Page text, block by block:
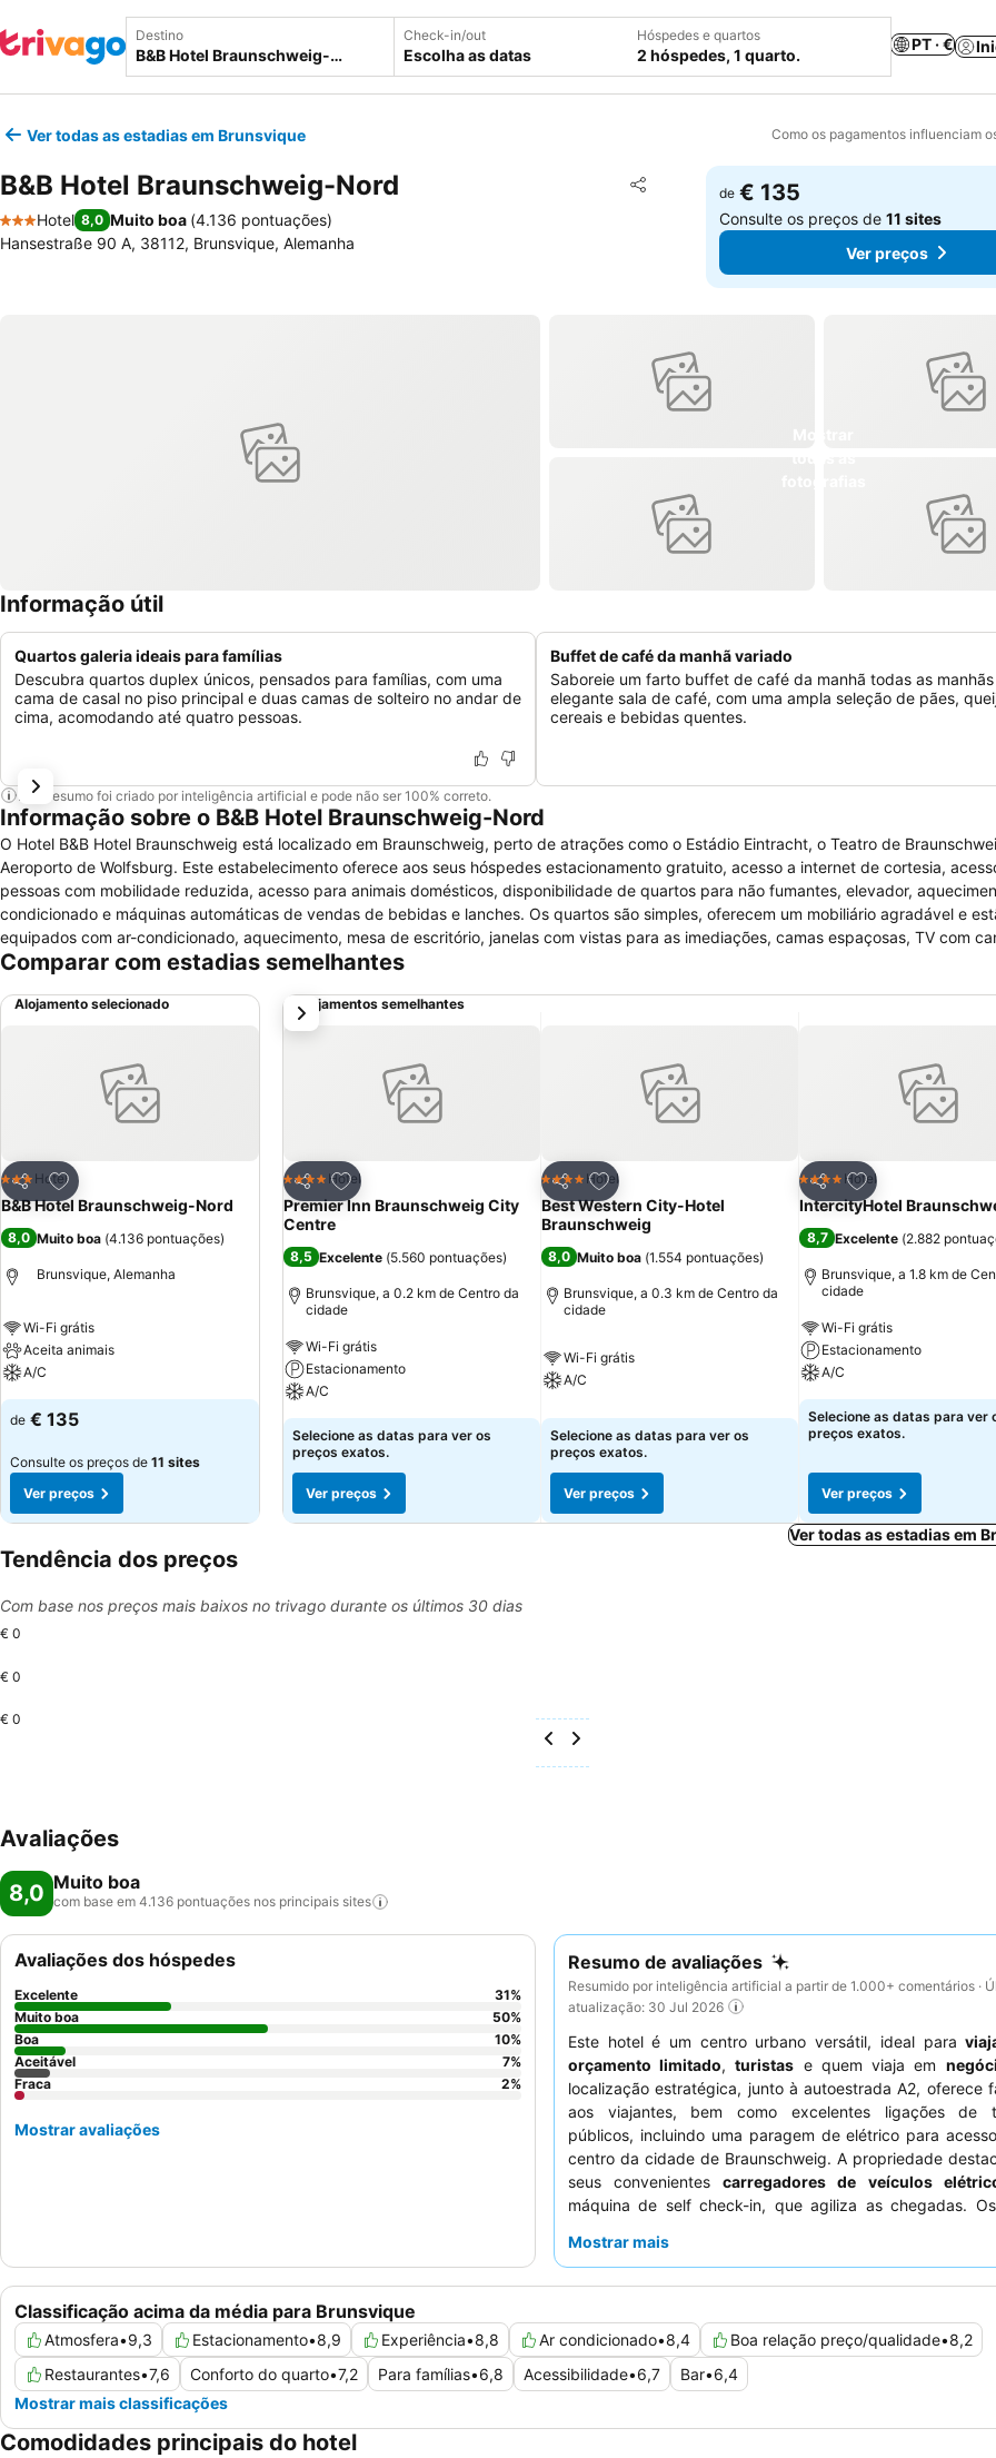
Destino Check-in/out
Escolha as datas
Hóspedes e quartos
2 hóspedes, 1 quarto.
PT · €
Ver todas as estadias em Brunsvique Como os pagamentos influenciam
B&B Hotel Braunschweig-Nord Partilhar
Adicionar aos favoritos
3 Estrelas
Hotel 8,0 Muito boa (4.136 pontuações)
Hansestraße 90 A, 38112, Brunsvique, Alemanha
de € 135
Consulte os preços de11 sites
Ver preços
Informação útil
Quartos galeria ideais para famílias
Descubra quartos duplex únicos, pensados para famílias, com uma
cama de casal no piso principal e duas camas de solteiro no andar de
cima, acomodando até quatro pessoas.
Buffet de café da manhã variado
Saboreie um farto buffet de café da manhã todas as manhãs
elegante sala de café, com uma ampla seleção de pães,
cereais e bebidas quentes.
Este resumo foi criado por inteligência artificial e pode não ser 100% correto.
Informação sobre o B&B Hotel Braunschweig-Nord
O Hotel B&B Hotel Braunschweig está localizado em Braunschweig, perto de atrações como o Estádio Eintracht, o Teatro de
Aeroporto de Wolfsburg. Este estabelecimento oferece aos seus hóspedes estacionamento gratuito, acesso a internet de cortesia,
pessoas com mobilidade reduzida, acesso para animais domésticos, disponibilidade de quartos para não fumantes, elevador,
condicionado e máquinas automáticas de vendas de bebidas e lanches. Os quartos são simples, oferecem um mobiliário agradável e
equipados com ar-condicionado, aquecimento, mesa de escritório, janelas com vistas para as imediações, camas espaçosas, TV com
satélite, telefone, serviço de despertador e banheiros com duchas e espelhos.
Comparar com estadias semelhantes
Alojamento selecionado
Partilhar
Adicionar aos favoritos
3 Estrelas
Hotel
B&B Hotel Braunschweig-Nord
8,0 Muito boa (4.136 pontuações)
Brunsvique, Alemanha
Wi-Fi grátis
Aceita animais
A/C
de € 135
Consulte os preços de 11 sites
Ver preços
Alojamentos semelhantes
Partilhar
Adicionar aos favoritos
4 EstrelasHotel
Premier Inn Braunschweig City
Centre
8,5 Excelente (5.560 pontuações)
Brunsvique, a 0.2 km de Centro da
cidade
Wi-Fi grátis
Estacionamento
A/C
Selecione as datas para ver os
preços exatos.
Ver preços
Partilhar
Adicionar aos favoritos
4 EstrelasHotel
Best Western City-Hotel
Braunschweig
8,0 Muito boa (1.554 pontuações)
Brunsvique, a 0.3 km de Centro da
cidade
Wi-Fi grátis
A/C
Selecione as datas para ver os
preços exatos.
Ver preços
Partilhar
Adicionar aos
4 EstrelasHotel
IntercityHotel
8,7 Excelente (2.882
Brunsvique, a 1.8 km de
cidade
Wi-Fi grátis
Estacionamento
A/C
Selecione as datas para ver
preços exatos.
Ver preços
próximo
Ver todas as estadias em
Tendência dos preços
Com base nos preços mais baixos no trivago durante os últimos 30 dias
€ 0
€ 0
€ 0
Avaliações
8,0 Muito boa
com base em 4.136 pontuações nos principais sites
Resumo de avaliações
Resumido por inteligência artificial a partir de 1.000+ comentários ·
atualização: 30 Jul 2026
Este hotel é um centro urbano versátil, ideal para
orçamento limitado,turistas e quem viaja em
localização estratégica, junto à autoestrada A2, oferece
aos viajantes, bem como excelentes ligações de
públicos, incluindo uma paragem de elétrico para
centro da cidade de Braunschweig. A propriedade
seus convenientescarregadores de veículos
máquina de self check-in, que agiliza as chegadas.
e o buffet de pequeno-almoço variado e fresco.
Mostrar mais
Classificação acima da média para Brunsvique
Atmosfera•9,3 Estacionamento•8,9 Experiência•8,8 Ar condicionado•8,4 Boa relação preço/qualidade•8,2
Restaurantes•7,6 Conforto do quarto•7,2 Para famílias•6,8 Acessibilidade•6,7 Bar•6,4
Mostrar mais classificações
Avaliações dos hóspedes
Excelente 31%
Muito boa
50%
Boa
10%
Aceitável
7%
Fraca
2%
Mostrar avaliações
Comodidades principais do hotel